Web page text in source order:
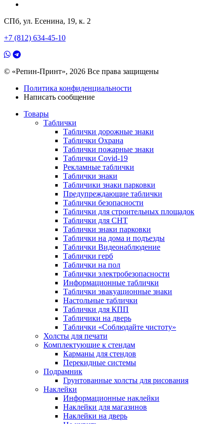
СПб, ул. Есенина, 19, к. 2
+7 (812) 634-45-10
© «Репин-Принт», 2026 Все права защищены
Политика конфиденциальности
Написать сообщение
Товары
Таблички
Таблички дорожные знаки
Таблички Охрана
Таблички пожарные знаки
Таблички Covid-19
Рекламные таблички
Таблички знаки
Табличики знаки парковки
Предупреждающие таблички
Таблички безопасности
Таблички для строительных площадок
Таблички для СНТ
Таблички знаки парковки
Таблички на дома и подъезды
Таблички Видеонаблюдение
Таблички герб
Таблички на пол
Таблички электробезопасности
Информационные таблички
Таблички эвакуационные знаки
Настольные таблички
Таблички для КПП
Табличики на дверь
Таблички «Соблюдайте чистоту»
Холсты для печати
Комплектующие к стендам
Карманы для стендов
Перекидные системы
Подрамник
Грунтованные холсты для рисования
Наклейки
Информационные наклейки
Наклейки для магазинов
Наклейки на дверь